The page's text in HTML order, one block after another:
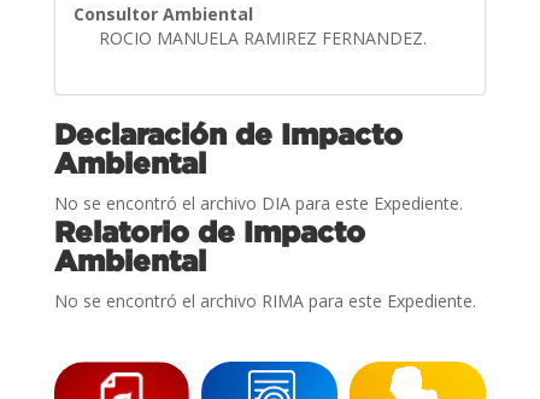
Consultor Ambiental
ROCIO MANUELA RAMIREZ FERNANDEZ.
Declaración de Impacto
Ambiental
No se encontró el archivo DIA para este Expediente.
Relatorio de Impacto
Ambiental
No se encontró el archivo RIMA para este Expediente.